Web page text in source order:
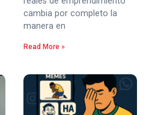
cambia por completo la
manera en
Read More »